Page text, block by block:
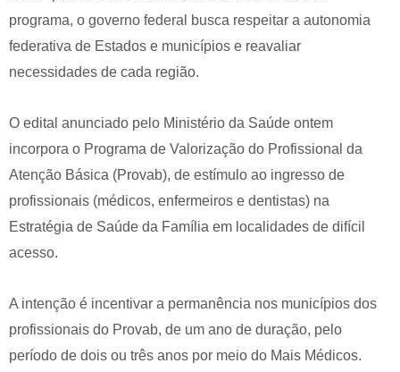
programa, o governo federal busca respeitar a autonomia
federativa de Estados e municípios e reavaliar
necessidades de cada região.
O edital anunciado pelo Ministério da Saúde ontem
incorpora o Programa de Valorização do Profissional da
Atenção Básica (Provab), de estímulo ao ingresso de
profissionais (médicos, enfermeiros e dentistas) na
Estratégia de Saúde da Família em localidades de difícil
acesso.
A intenção é incentivar a permanência nos municípios dos
profissionais do Provab, de um ano de duração, pelo
período de dois ou três anos por meio do Mais Médicos.